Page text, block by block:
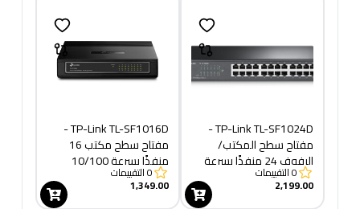
TP-Link TL-SF1024D -
مفتاح سطح المكتب/
الرفوف 24 منفذًا بسرعة
10/100 ميجابت في الثانية
0التقييمات
2,199.00
TP-Link TL-SF1016D -
مفتاح سطح مكتب 16
منفذًا بسرعة 10/100
ميجابت في الثانية
0التقييمات
1,349.00